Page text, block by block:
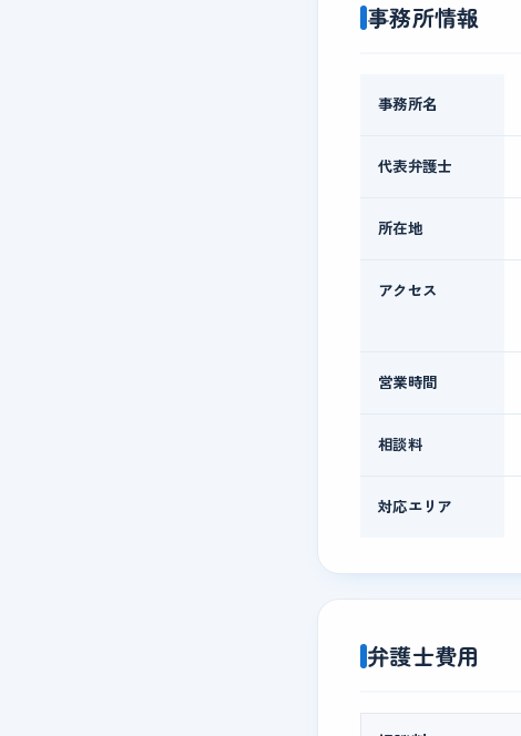
事務所情報
事務所名
代表弁護士
所在地
アクセス
営業時間
相談料
対応エリア
弁護士費用